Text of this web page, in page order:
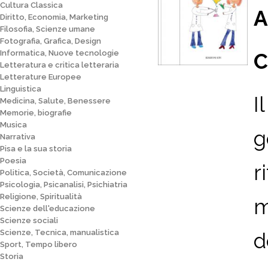
Cultura Classica
Diritto, Economia, Marketing
Filosofia, Scienze umane
Fotografia, Grafica, Design
Informatica, Nuove tecnologie
Letteratura e critica letteraria
Letterature Europee
Linguistica
Medicina, Salute, Benessere
Memorie, biografie
Musica
Narrativa
Pisa e la sua storia
Poesia
Politica, Società, Comunicazione
Psicologia, Psicanalisi, Psichiatria
Religione, Spiritualità
Scienze dell'educazione
Scienze sociali
Scienze, Tecnica, manualistica
Sport, Tempo libero
Storia